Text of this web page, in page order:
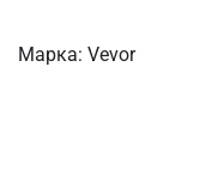
Марка: Vevor